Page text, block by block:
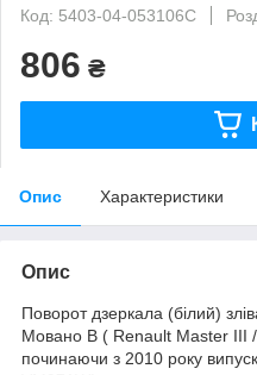
Код: 5403-04-053106C
806 ₴
Опис Характеристики
Опис
Поворот дзеркала (білий)
Мовано В ( Renault Master III
починаючи з 2010 року